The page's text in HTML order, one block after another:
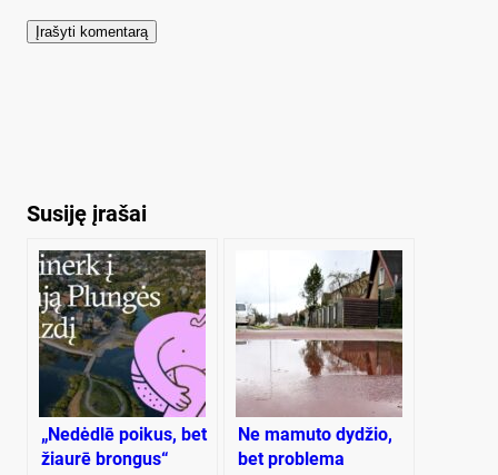
Susiję įrašai
„Nedėdlē poikus, bet
žiaurē brongus“
Ne mamuto dydžio,
bet problema